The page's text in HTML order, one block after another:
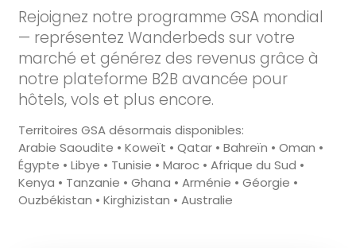
Rejoignez notre programme GSA mondial
— représentez Wanderbeds sur votre
marché et générez des revenus grâce à
notre plateforme B2B avancée pour
hôtels, vols et plus encore.
Territoires GSA désormais disponibles:
Arabie Saoudite • Koweït • Qatar • Bahreïn • Oman •
Égypte • Libye • Tunisie • Maroc • Afrique du Sud •
Kenya • Tanzanie • Ghana • Arménie • Géorgie •
Ouzbékistan • Kirghizistan • Australie